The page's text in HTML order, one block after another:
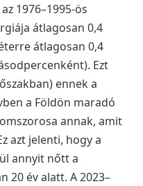
1976–1995-ös
átlagosan 0,4
átlagosan 0,4
Ezt
ennek a
a Földön maradó
annak, amit
azt jelenti, hogy a
annyit nőtt a
20 év alatt. A 2023–